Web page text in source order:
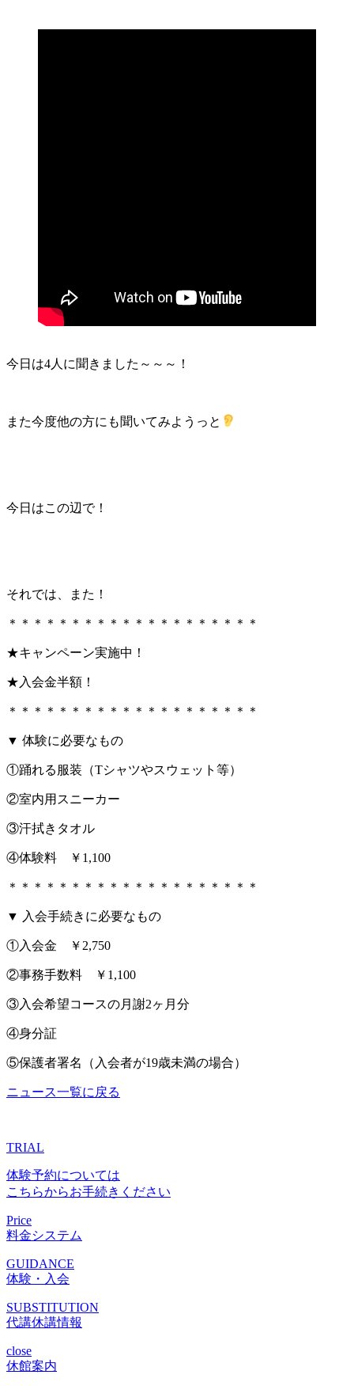
今日は4人に聞きました～～～！
また今度他の方にも聞いてみようっと
今日はこの辺で！
それでは、また！
＊＊＊＊＊＊＊＊＊＊＊＊＊＊＊＊＊＊＊＊
★キャンペーン実施中！
★入会金半額！
＊＊＊＊＊＊＊＊＊＊＊＊＊＊＊＊＊＊＊＊
▼ 体験に必要なもの
①踊れる服装（Tシャツやスウェット等）
②室内用スニーカー
③汗拭きタオル
④体験料 ￥1,100
＊＊＊＊＊＊＊＊＊＊＊＊＊＊＊＊＊＊＊＊
▼ 入会手続きに必要なもの
①入会金 ￥2,750
②事務手数料 ￥1,100
③入会希望コースの月謝2ヶ月分
④身分証
⑤保護者署名（入会者が19歳未満の場合）
ニュース一覧に戻る
TRIAL
体験予約については
こちらからお手続きください
Price
料金システム
GUIDANCE
体験・入会
SUBSTITUTION
代講休講情報
close
休館案内